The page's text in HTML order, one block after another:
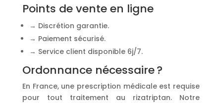
Points de vente en ligne
→ Discrétion garantie.
→ Paiement sécurisé.
→ Service client disponible 6j/7.
Ordonnance nécessaire ?
En France, une prescription médicale est requise
pour tout traitement au rizatriptan. Notre